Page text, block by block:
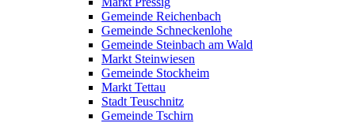
Gemeinde Reichenbach
Gemeinde Schneckenlohe
Gemeinde Steinbach am Wald
Markt Steinwiesen
Gemeinde Stockheim
Markt Tettau
Stadt Teuschnitz
Gemeinde Tschirn